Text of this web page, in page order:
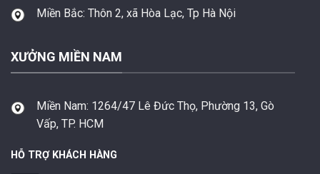
Miền Bắc: Thôn 2, xã Hòa Lạc, Tp Hà Nội
XƯỞNG MIỀN NAM
Miền Nam: 1264/47 Lê Đức Thọ, Phường 13, Gò
Vấp, TP. HCM
HỖ TRỢ KHÁCH HÀNG